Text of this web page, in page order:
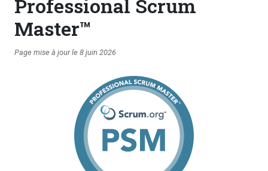
Professional Scrum
Master™️
Page mise à jour le 8 juin 2026